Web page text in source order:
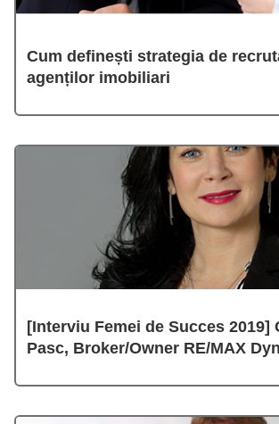
Cum definești strategia de
agenților imobiliari
[Interviu Femei de Succes 2019]
Pasc, Broker/Owner RE/MAX